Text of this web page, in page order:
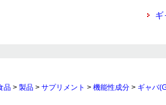
ギ
品 > 製品 > サプリメント > 機能性成分 > ギャバ